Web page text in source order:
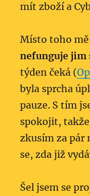
mít zboží a
Místo toho mě
nefunguje jim
týden čeká (
byla sprcha
pauze. S tím
spokojit,
zkusím za pár
se, zda již
Šel jsem se